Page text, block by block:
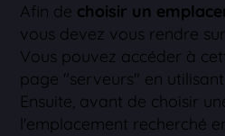
Afin de choisir un
vous devez vous rendre
Vous pouvez accéder à
page "serveurs" en
Ensuite, avant de choisir
l'emplacement recherché